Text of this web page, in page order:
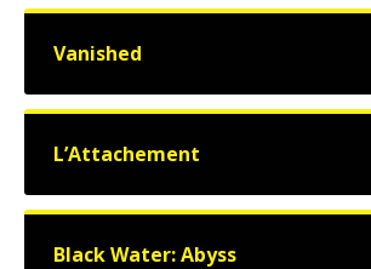
Vanished
L’Attachement
Black Water: Abyss